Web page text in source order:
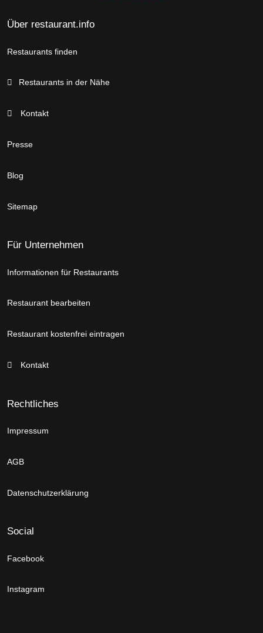
Über restaurant.info
Restaurants finden
Restaurants in der Nähe
Kontakt
Presse
Blog
Sitemap
Für Unternehmen
Informationen für Restaurants
Restaurant bearbeiten
Restaurant kostenfrei eintragen
Kontakt
Rechtliches
Impressum
AGB
Datenschutzerklärung
Social
Facebook
Instagram